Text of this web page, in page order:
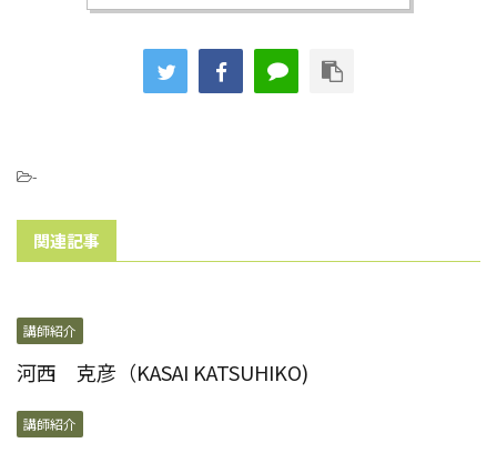
-
関連記事
講師紹介
河西 克彦（KASAI KATSUHIKO)
講師紹介